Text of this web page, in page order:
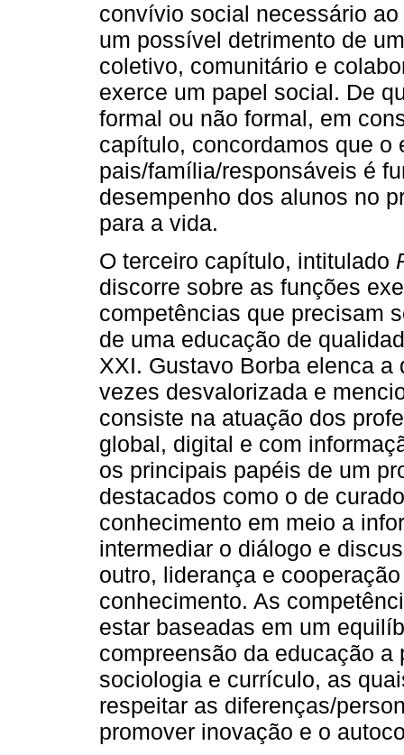
convívio social necessário
um possível detrimento de
coletivo, comunitário e
exerce um papel social. De
formal ou não formal, em
capítulo, concordamos que o
pais/família/responsáveis é
desempenho dos alunos no
para a vida.
O terceiro capítulo, intitulado
discorre sobre as funções
competências que precisam
de uma educação de
XXI. Gustavo Borba elenca
vezes desvalorizada e
consiste na atuação dos
global, digital e com
os principais papéis de um
destacados como o de
conhecimento em meio a
intermediar o diálogo e
outro, liderança e
conhecimento. As
estar baseadas em um
compreensão da educação
sociologia e currículo, as
respeitar as diferenças/
promover inovação e o